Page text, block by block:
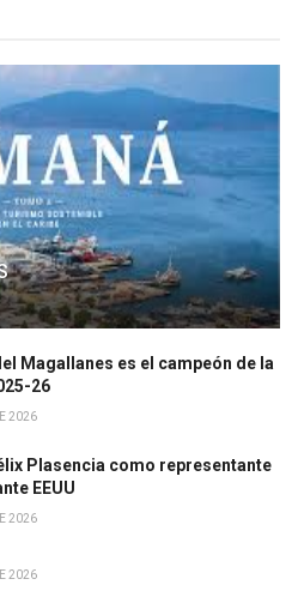
Magallanes es el campeón de la
26
2026
Plasencia como representante
EEUU
2026
2026